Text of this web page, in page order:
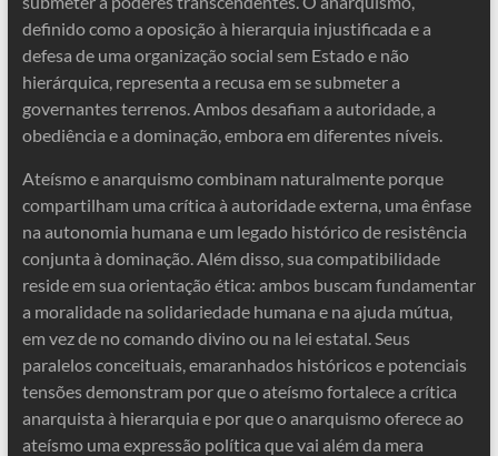
definido como a oposição à hierarquia injustificada e a
defesa de uma organização social sem Estado e não
hierárquica, representa a recusa em se submeter a
governantes terrenos. Ambos desafiam a autoridade, a
obediência e a dominação, embora em diferentes níveis.
Ateísmo e anarquismo combinam naturalmente porque
compartilham uma crítica à autoridade externa, uma ênfase
na autonomia humana e um legado histórico de resistência
conjunta à dominação. Além disso, sua compatibilidade
reside em sua orientação ética: ambos buscam fundamentar
a moralidade na solidariedade humana e na ajuda mútua,
em vez de no comando divino ou na lei estatal. Seus
paralelos conceituais, emaranhados históricos e potenciais
tensões demonstram por que o ateísmo fortalece a crítica
anarquista à hierarquia e por que o anarquismo oferece ao
ateísmo uma expressão política que vai além da mera